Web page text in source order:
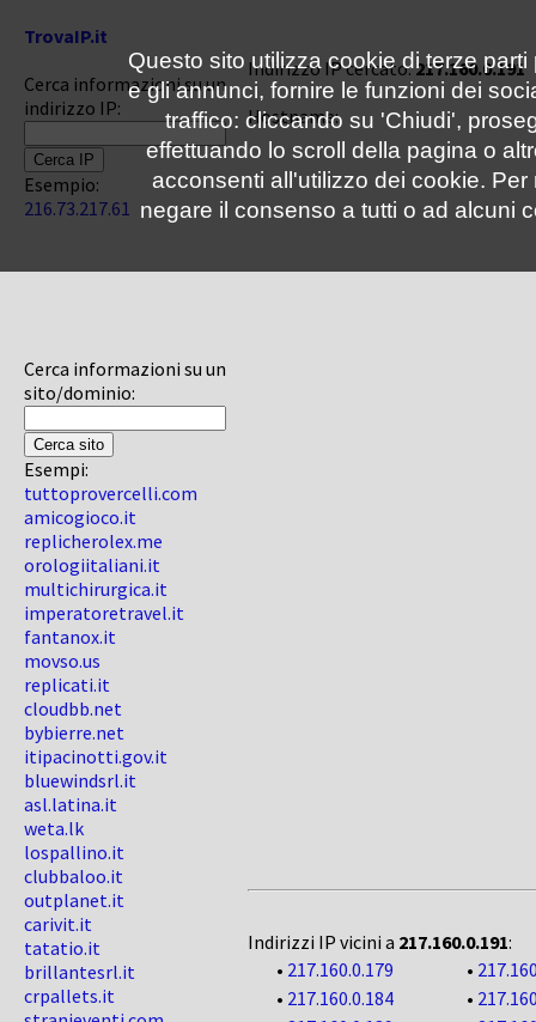
TrovaIP.it
Cerca informazioni su un
indirizzo IP:
Esempio:
216.73.217.61
Cerca informazioni su un
sito/dominio:
Esempi:
tuttoprovercelli.com
amicogioco.it
replicherolex.me
orologiitaliani.it
multichirurgica.it
imperatoretravel.it
fantanox.it
movso.us
replicati.it
cloudbb.net
bybierre.net
itipacinotti.gov.it
bluewindsrl.it
asl.latina.it
weta.lk
lospallino.it
clubbaloo.it
outplanet.it
carivit.it
tatatio.it
brillantesrl.it
crpallets.it
Indirizzo IP cercato:217.160.0.191
Hostname:
Indirizzi IP vicini a 217.160.0.191:
• 217.160.0.179 •
• 217.160.0.184 •
Questo sito utilizza cookie di terze
e gli annunci, fornire le funzioni dei
traffico: cliccando su 'Chiudi',
effettuando lo scroll della pagina o
acconsenti all'utilizzo dei cookie.
negare il consenso a tutti o ad alcuni